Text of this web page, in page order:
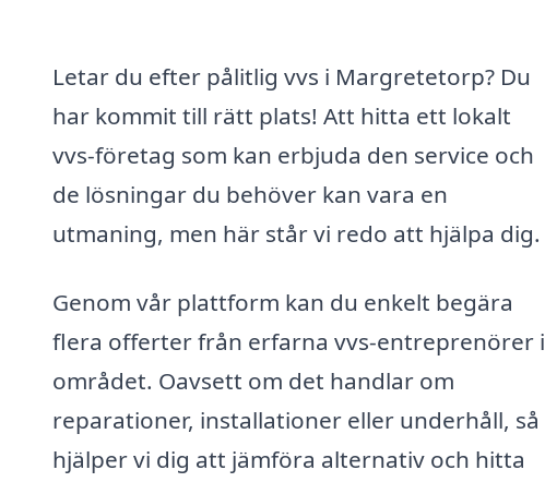
Letar du efter pålitlig vvs i Margretetorp? Du
har kommit till rätt plats! Att hitta ett lokalt
vvs-företag som kan erbjuda den service och
de lösningar du behöver kan vara en
utmaning, men här står vi redo att hjälpa dig.
Genom vår plattform kan du enkelt begära
flera offerter från erfarna vvs-entreprenörer i
området. Oavsett om det handlar om
reparationer, installationer eller underhåll, så
hjälper vi dig att jämföra alternativ och hitta